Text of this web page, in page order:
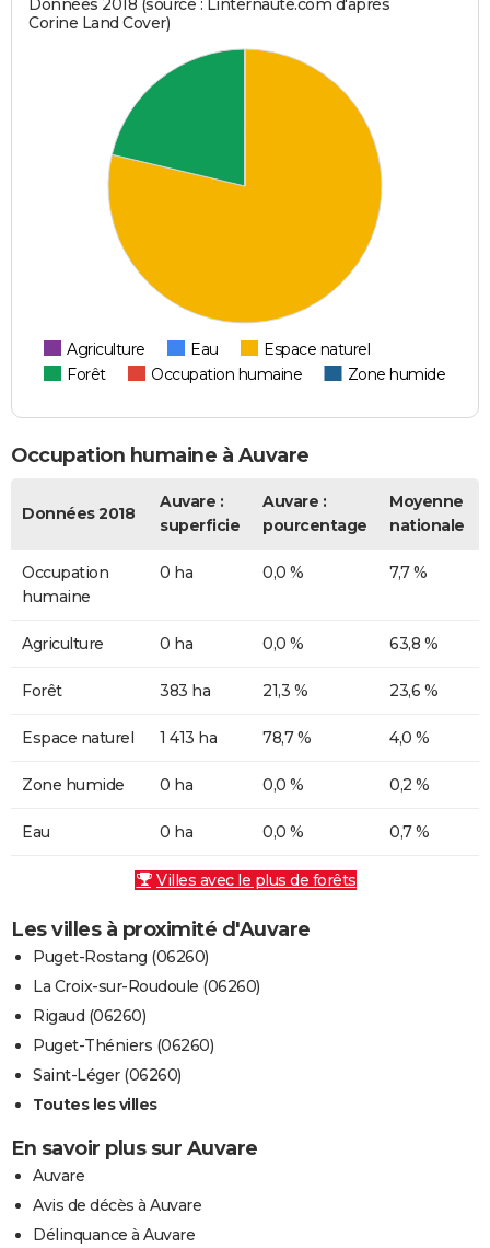
Données 2018 (source : Linternaute.com d'après
Corine Land Cover)
Agriculture Eau
Espace naturel
Forêt
Occupation humaine Zone humide
Occupation humaine à Auvare
Données 2018
Auvare :
superficie
Auvare :
pourcentage
Moyenne
nationale
Occupation
humaine
0 ha 0,0 % 7,7 %
Agriculture 0 ha 0,0 % 63,8 %
Forêt 383 ha 21,3 % 23,6 %
Espace naturel 1 413 ha 78,7 % 4,0 %
Zone humide 0 ha 0,0 % 0,2 %
Eau 0 ha 0,0 % 0,7 %
Villes avec le plus de forêts
Les villes à proximité d'Auvare
Puget-Rostang (06260)
La Croix-sur-Roudoule (06260)
Rigaud (06260)
Puget-Théniers (06260)
Saint-Léger (06260)
Toutes les villes
En savoir plus sur Auvare
Auvare
Avis de décès à Auvare
Délinquance à Auvare